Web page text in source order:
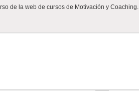
de la web de cursos de Motivación y Coaching.